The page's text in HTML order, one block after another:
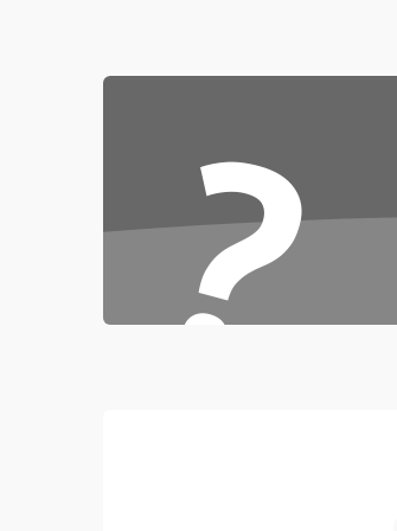
Проблемы с механикой
Режим работы
Программные сбои
?